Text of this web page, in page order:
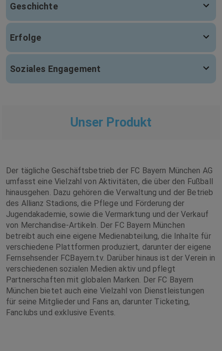
Geschichte
Erfolge
Soziales Engagement
Unser Produkt
Der tägliche Geschäftsbetrieb der FC Bayern München AG
umfasst eine Vielzahl von Aktivitäten, die über den Fußball
hinausgehen. Dazu gehören die Verwaltung und der Betrieb
des Allianz Stadions, die Pflege und Förderung der
Jugendakademie, sowie die Vermarktung und der Verkauf
von Merchandise-Artikeln. Der FC Bayern München
betreibt auch eine eigene Medienabteilung, die Inhalte für
verschiedene Plattformen produziert, darunter der eigene
Fernsehsender FCBayern.tv. Darüber hinaus ist der Verein in
verschiedenen sozialen Medien aktiv und pflegt
Partnerschaften mit globalen Marken. Der FC Bayern
München bietet auch eine Vielzahl von Dienstleistungen
für seine Mitglieder und Fans an, darunter Ticketing,
Fanclubs und exklusive Events.